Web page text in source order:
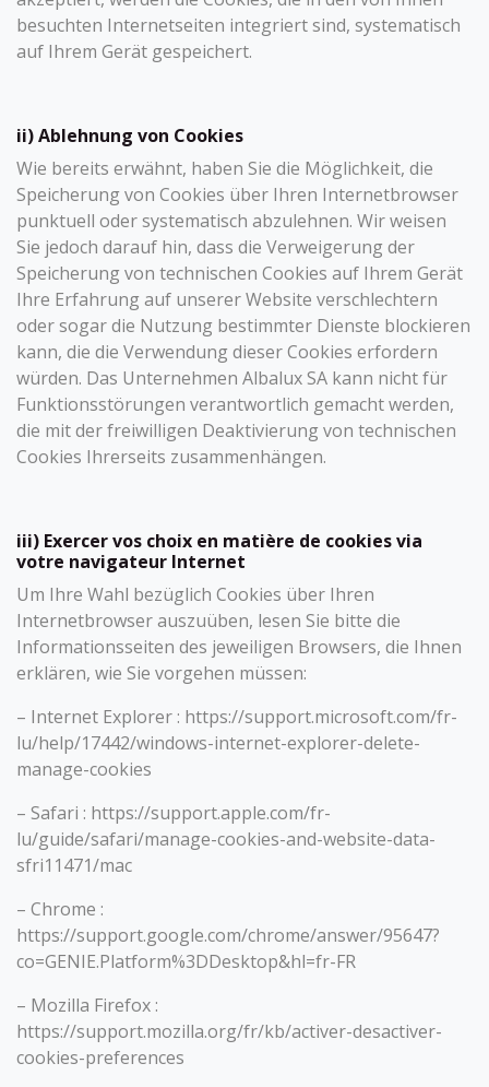
besuchten Internetseiten integriert sind, systematisch
auf Ihrem Gerät gespeichert.
ii) Ablehnung von Cookies
Wie bereits erwähnt, haben Sie die Möglichkeit, die
Speicherung von Cookies über Ihren Internetbrowser
punktuell oder systematisch abzulehnen. Wir weisen
Sie jedoch darauf hin, dass die Verweigerung der
Speicherung von technischen Cookies auf Ihrem Gerät
Ihre Erfahrung auf unserer Website verschlechtern
oder sogar die Nutzung bestimmter Dienste blockieren
kann, die die Verwendung dieser Cookies erfordern
würden. Das Unternehmen Albalux SA kann nicht für
Funktionsstörungen verantwortlich gemacht werden,
die mit der freiwilligen Deaktivierung von technischen
Cookies Ihrerseits zusammenhängen.
iii) Exercer vos choix en matière de cookies via
votre navigateur Internet
Um Ihre Wahl bezüglich Cookies über Ihren
Internetbrowser auszuüben, lesen Sie bitte die
Informationsseiten des jeweiligen Browsers, die Ihnen
erklären, wie Sie vorgehen müssen:
– Internet Explorer : https://support.microsoft.com/fr-
lu/help/17442/windows-internet-explorer-delete-
manage-cookies
– Safari : https://support.apple.com/fr-
lu/guide/safari/manage-cookies-and-website-data-
sfri11471/mac
– Chrome :
https://support.google.com/chrome/answer/95647?
co=GENIE.Platform%3DDesktop&hl=fr-FR
– Mozilla Firefox :
https://support.mozilla.org/fr/kb/activer-desactiver-
cookies-preferences